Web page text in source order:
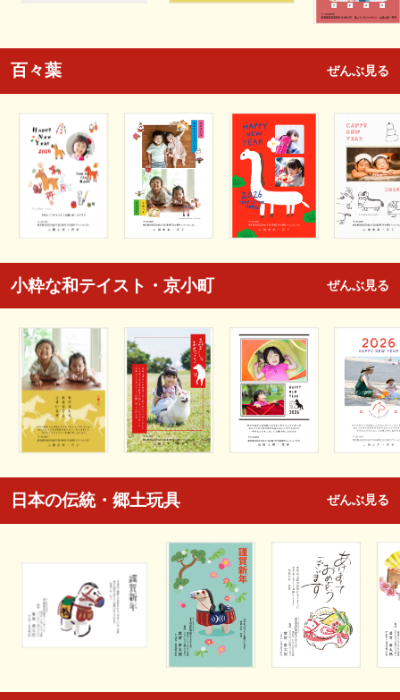
百々葉 ぜんぶ見る
小粋な和テイスト・京小町 ぜんぶ見る
日本の伝統・郷土玩具 ぜんぶ見る